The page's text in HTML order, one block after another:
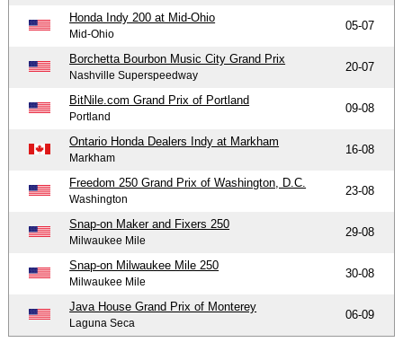
Honda Indy 200 at Mid-Ohio
Mid-Ohio
05-07
Borchetta Bourbon Music City Grand Prix
Nashville Superspeedway
20-07
BitNile.com Grand Prix of Portland
Portland
09-08
Ontario Honda Dealers Indy at Markham
Markham
16-08
Freedom 250 Grand Prix of Washington, D.C.
Washington
23-08
Snap-on Maker and Fixers 250
Milwaukee Mile
29-08
Snap-on Milwaukee Mile 250
Milwaukee Mile
30-08
Java House Grand Prix of Monterey
Laguna Seca
06-09